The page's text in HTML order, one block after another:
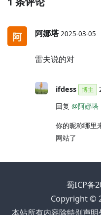
阿娜塔 2025-03-05
雷夫说的对
ifdess 博主
回复 @阿娜塔
你的昵称哪里
网站了
蜀ICP备
Copyright ©
本站所有内容除特别声明